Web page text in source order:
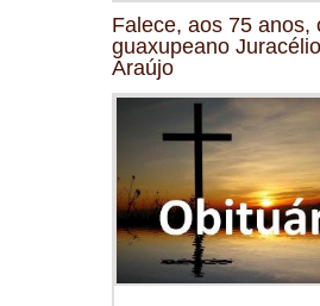
Falece, aos 75 anos,
guaxupeano
Araújo